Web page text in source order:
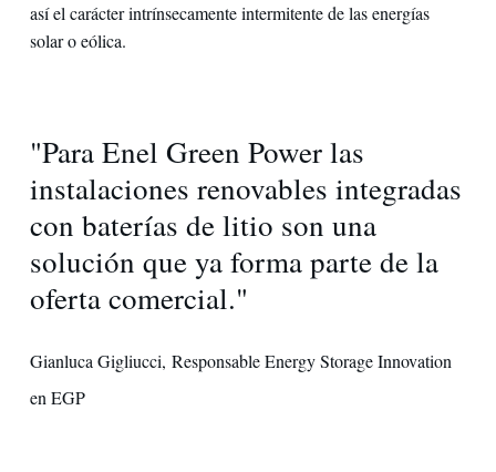
así el carácter intrínsecamente intermitente de las energías
solar o eólica.
"Para Enel Green Power las
instalaciones renovables integradas
con baterías de litio son una
solución que ya forma parte de la
oferta comercial."
Gianluca Gigliucci, Responsable Energy Storage Innovation
en EGP